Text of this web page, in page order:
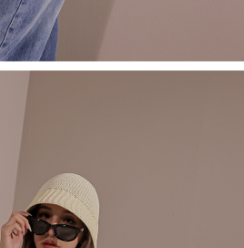
atau alamat) kepada Taiwan Mobile untuk
penggunaan, untuk pengesahan,
yang diperlukan untuk bil ansuran oleh
pengguna secara lengkap melalui
userRule